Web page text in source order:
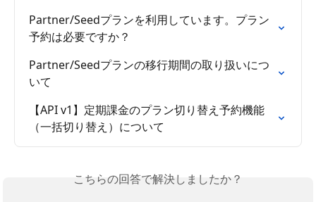
Partner/Seedプランを利用しています。プラン
予約は必要ですか？
Partner/Seedプランの移行期間の取り扱いにつ
いて
【API v1】定期課金のプラン切り替え予約機能
（一括切り替え）について
こちらの回答で解決しましたか？